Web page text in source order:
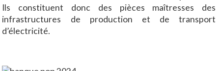
Ils constituent donc des pièces maîtresses des
infrastructures de production et de transport
d’électricité.